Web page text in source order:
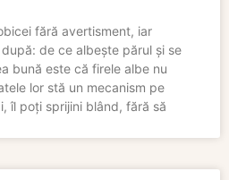
fără avertisment, iar
de ce albește părul și se
bună este că firele albe nu
lor stă un mecanism pe
îl poți sprijini blând, fără să